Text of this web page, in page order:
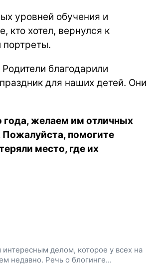
уровней обучения и
кто хотел, вернулся к
портреты.
благодарили
для наших детей. Они
года, желаем им отличных
Пожалуйста, помогите
место, где их
делом, которое у всех на
недавно. Речь о блогинге...